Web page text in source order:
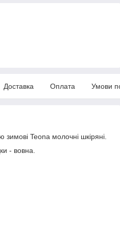
Доставка Оплата Умови
Teona молочні шкіряні.
- вовна.